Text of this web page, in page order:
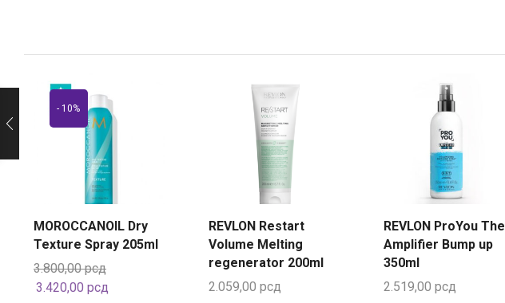
- 10%
MOROCCANOIL Dry
Texture Spray 205ml
3.800,00рсд
3.420,00 рсд
REVLON Restart
Volume Melting
regenerator 200ml
2.059,00рсд
REVLON ProYou The
Amplifier Bump up
350ml
2.519,00рсд